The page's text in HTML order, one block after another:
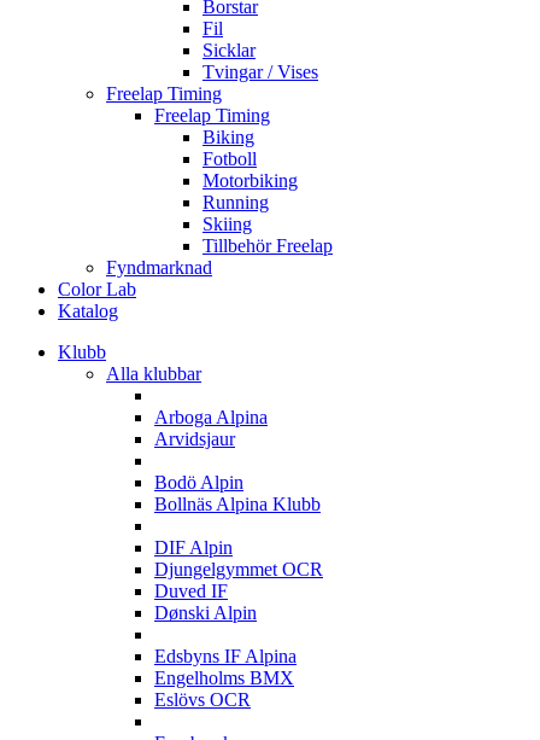
Borstar
Fil
Sicklar
Tvingar / Vises
Freelap Timing
Freelap Timing
Biking
Fotboll
Motorbiking
Running
Skiing
Tillbehör Freelap
Fyndmarknad
Color Lab
Katalog
Klubb
Alla klubbar
Arboga Alpina
Arvidsjaur
Bodö Alpin
Bollnäs Alpina Klubb
DIF Alpin
Djungelgymmet OCR
Duved IF
Dønski Alpin
Edsbyns IF Alpina
Engelholms BMX
Eslövs OCR